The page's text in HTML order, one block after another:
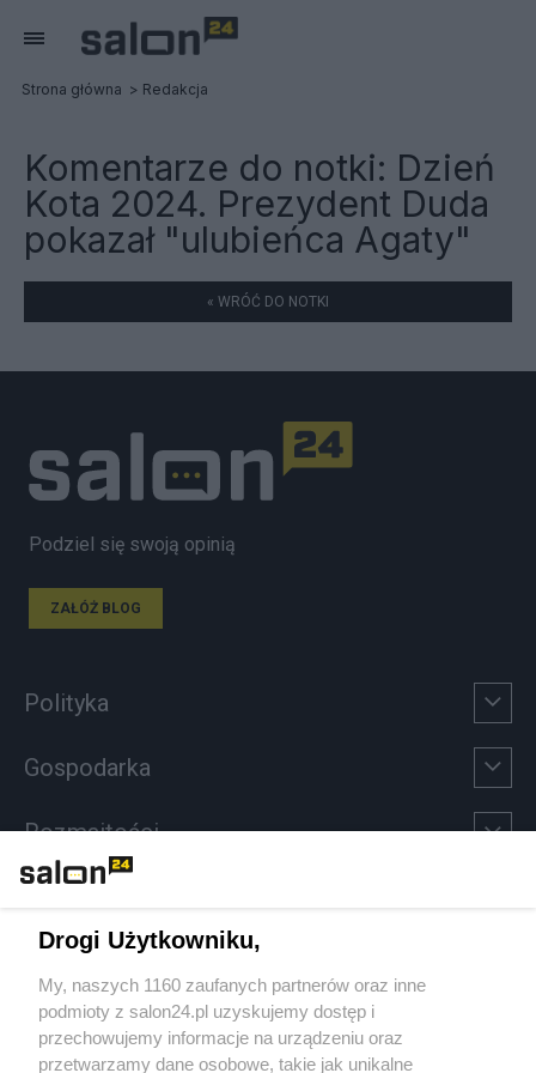
Strona główna Redakcja
Komentarze do notki: Dzień
Kota 2024. Prezydent Duda
pokazał "ulubieńca Agaty"
« WRÓĆ DO NOTKI
Podziel się swoją opinią
ZAŁÓŻ BLOG
Polityka
Gospodarka
Rozmaitości
Sport
Społeczeństwo
Drogi Użytkowniku,
My, naszych 1160 zaufanych partnerów oraz inne
podmioty z salon24.pl uzyskujemy dostęp i
przechowujemy informacje na urządzeniu oraz
przetwarzamy dane osobowe, takie jak unikalne